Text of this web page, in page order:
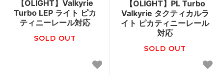
【OLIGHT】Valkyrie
Turbo LEP ライト ピカ
ティニーレール対応
SOLD OUT
【OLIGHT】PL Turbo
Valkyrie タクティカルラ
イト ピカティニーレール
対応
SOLD OUT